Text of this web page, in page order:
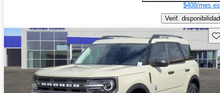
$408/mes
Verif. disponibilidad